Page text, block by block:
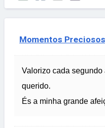
Momentos
Valorizo cada
querido.
És a minha grande